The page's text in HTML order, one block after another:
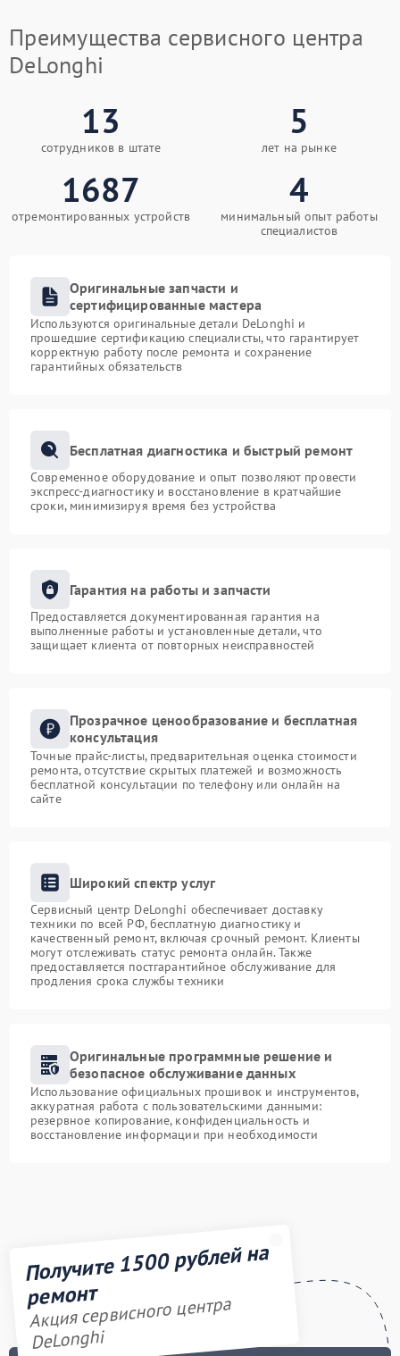
Преимущества сервисного центра
DeLonghi
13
сотрудников в штате
5
лет на рынке
1687
отремонтированных устройств
4
минимальный опыт работы
специалистов
Оригинальные запчасти и
сертифицированные мастера
Используются оригинальные детали DeLonghi и
прошедшие сертификацию специалисты, что гарантирует
корректную работу после ремонта и сохранение
гарантийных обязательств
Бесплатная диагностика и быстрый ремонт
Современное оборудование и опыт позволяют провести
экспресс-диагностику и восстановление в кратчайшие
сроки, минимизируя время без устройства
Гарантия на работы и запчасти
Предоставляется документированная гарантия на
выполненные работы и установленные детали, что
защищает клиента от повторных неисправностей
Прозрачное ценообразование и бесплатная
консультация
Точные прайс-листы, предварительная оценка стоимости
ремонта, отсутствие скрытых платежей и возможность
бесплатной консультации по телефону или онлайн на
сайте
Широкий спектр услуг
Сервисный центр DeLonghi обеспечивает доставку
техники по всей РФ, бесплатную диагностику и
качественный ремонт, включая срочный ремонт. Клиенты
могут отслеживать статус ремонта онлайн. Также
предоставляется постгарантийное обслуживание для
продления срока службы техники
Оригинальные программные решение и
безопасное обслуживание данных
Использование официальных прошивок и инструментов,
аккуратная работа с пользовательскими данными:
резервное копирование, конфиденциальность и
восстановление информации при необходимости
Получите 1500 рублей на
ремонт
Акция сервисного центра
DeLonghi